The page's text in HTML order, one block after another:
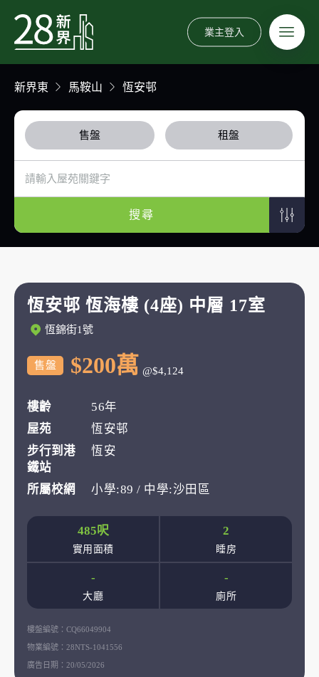
業主登入
新界東 馬鞍山 恆安邨
售盤 租盤
搜尋
恆安邨 恆海樓 (4座) 中層 17室
恆錦街1號
售盤 $200萬 @$4,124
樓齡
56年
屋苑
恆安邨
步行到港
鐵站
恆安
所屬校網 小學:89 / 中學:沙田區
485呎
實用面積
2
睡房
-
大廳
-
廁所
樓盤編號： CQ66049904
物業編號： 28NTS-1041556
廣告日期： 20/05/2026